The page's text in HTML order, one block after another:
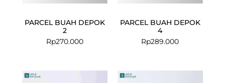
PARCEL BUAH DEPOK
2
Rp270.000
PARCEL BUAH DEPOK
4
Rp289.000